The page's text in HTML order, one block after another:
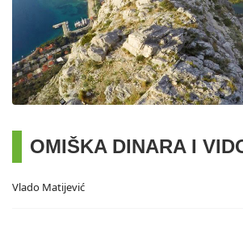
OMIŠKA DINARA I
Vlado Matijević